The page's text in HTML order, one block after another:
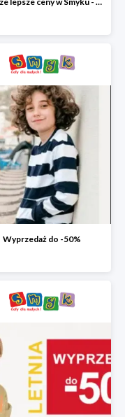
Wyprzedaż do -50%